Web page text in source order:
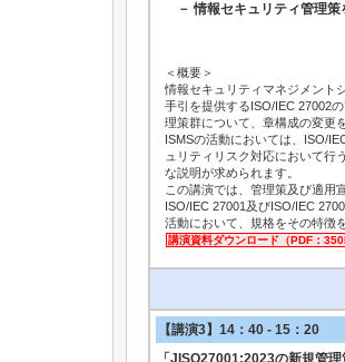
－ 情報セキュリティ管理策
＜概要＞
情報セキュリティマネジメント
手引を提供するISO/IEC 27002
理策群について、章構成の変更
ISMSの活動においては、ISO/
ュリティリスク対応において行
な説明が求められます。
この講演では、管理策及び適用
ISO/IEC 27001及びISO/IEC
活動において、規格をその特徴
講演資料ダウンロード（PDF：
【講演3】14：40 - 15：20
「JISQ27001:2023の新規管